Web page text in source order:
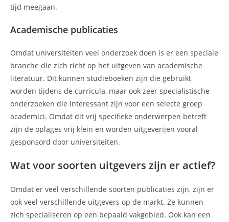
tijd meegaan.
Academische publicaties
Omdat universiteiten veel onderzoek doen is er een speciale
branche die zich richt op het uitgeven van academische
literatuur. Dit kunnen studieboeken zijn die gebruikt
worden tijdens de curricula, maar ook zeer specialistische
onderzoeken die interessant zijn voor een selecte groep
academici. Omdat dit vrij specifieke onderwerpen betreft
zijn de oplages vrij klein en worden uitgeverijen vooral
gesponsord door universiteiten.
Wat voor soorten uitgevers zijn er actief?
Omdat er veel verschillende soorten publicaties zijn, zijn er
ook veel verschillende uitgevers op de markt. Ze kunnen
zich specialiseren op een bepaald vakgebied. Ook kan een